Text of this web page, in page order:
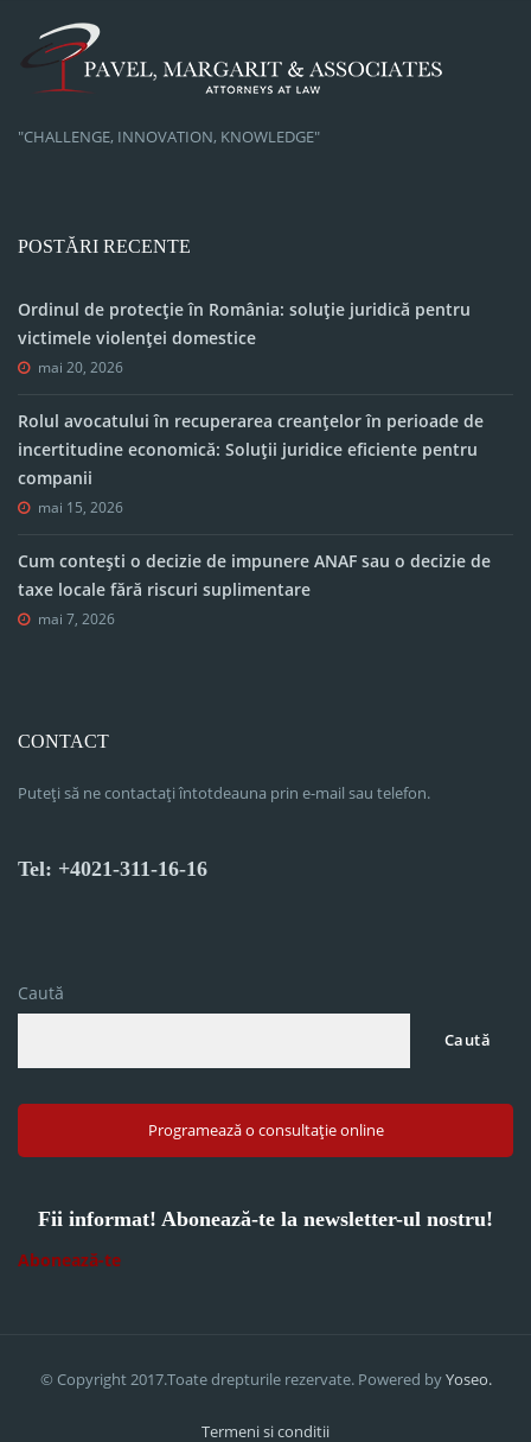
"CHALLENGE, INNOVATION, KNOWLEDGE"
POSTĂRI RECENTE
Ordinul de protecție în România: soluție juridică pentru
victimele violenței domestice
mai 20, 2026
Rolul avocatului în recuperarea creanțelor în perioade de
incertitudine economică: Soluții juridice eficiente pentru
companii
mai 15, 2026
Cum contești o decizie de impunere ANAF sau o decizie de
taxe locale fără riscuri suplimentare
mai 7, 2026
CONTACT
Puteți să ne contactați întotdeauna prin e-mail sau telefon.
Tel: +4021-311-16-16
Caută
Caută
Programează o consultație online
Fii informat! Abonează-te la newsletter-ul nostru!
Abonează-te
© Copyright 2017.Toate drepturile rezervate. Powered byYoseo.
Termeni si conditii